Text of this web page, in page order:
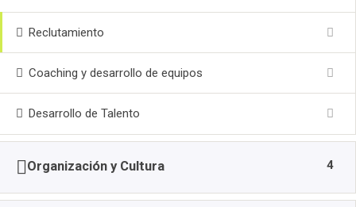
Reclutamiento
Coaching y desarrollo de equipos
Desarrollo de Talento
Organización y Cultura 4